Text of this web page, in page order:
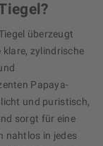
überzeugt
klare, zylindrische
Papaya-
und puristisch,
sorgt für eine
nahtlos in jedes